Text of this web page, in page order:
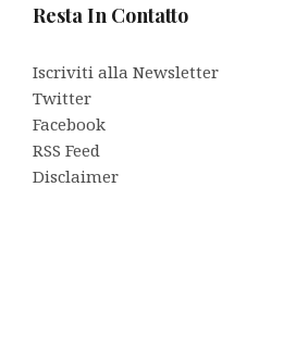
Resta In Contatto
Iscriviti alla Newsletter
Twitter
Facebook
RSS Feed
Disclaimer